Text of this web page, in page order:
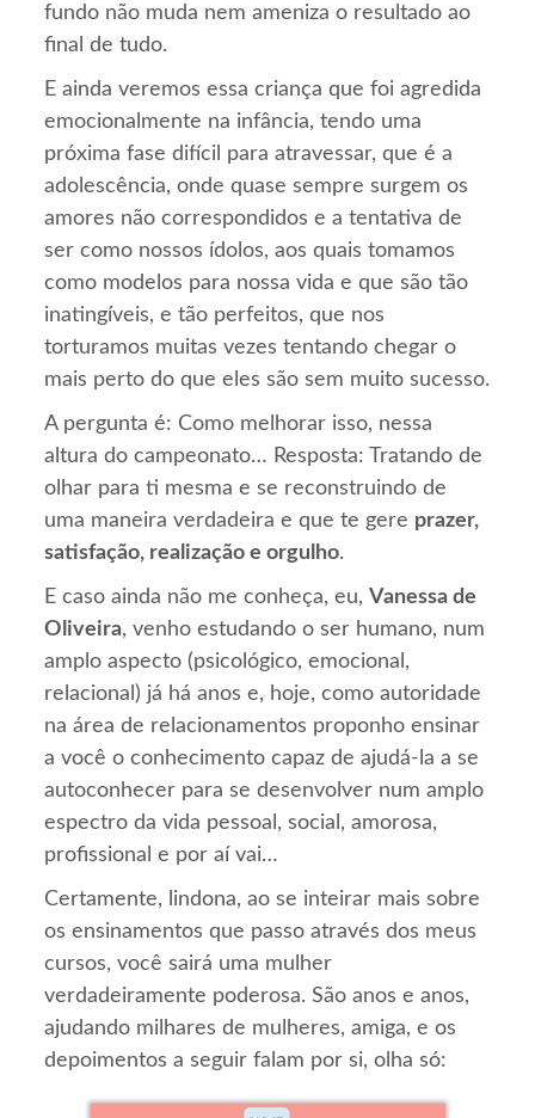
fundo não muda nem ameniza o resultado ao
final de tudo.
E ainda veremos essa criança que foi agredida
emocionalmente na infância, tendo uma
próxima fase difícil para atravessar, que é a
adolescência, onde quase sempre surgem os
amores não correspondidos e a tentativa de
ser como nossos ídolos, aos quais tomamos
como modelos para nossa vida e que são tão
inatingíveis, e tão perfeitos, que nos
torturamos muitas vezes tentando chegar o
mais perto do que eles são sem muito sucesso.
A pergunta é: Como melhorar isso, nessa
altura do campeonato… Resposta: Tratando de
olhar para ti mesma e se reconstruindo de
uma maneira verdadeira e que te gere prazer,
satisfação, realização e orgulho.
E caso ainda não me conheça, eu,Vanessa de
Oliveira, venho estudando o ser humano, num
amplo aspecto (psicológico, emocional,
relacional) já há anos e, hoje, como autoridade
na área de relacionamentos proponho ensinar
a você o conhecimento capaz de ajudá-la a se
autoconhecer para se desenvolver num amplo
espectro da vida pessoal, social, amorosa,
profissional e por aí vai…
Certamente, lindona, ao se inteirar mais sobre
os ensinamentos que passo através dos meus
cursos, você sairá uma mulher
verdadeiramente poderosa. São anos e anos,
ajudando milhares de mulheres, amiga, e os
depoimentos a seguir falam por si, olha só: